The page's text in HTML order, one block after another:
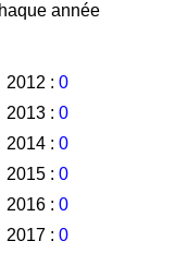
année
2012 : 0
2013 : 0
2014 : 0
2015 : 0
2016 : 0
2017 : 0